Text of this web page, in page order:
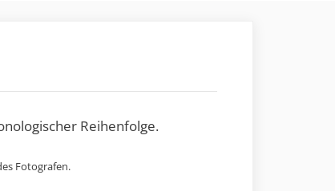
Reihenfolge.
Fotografen.